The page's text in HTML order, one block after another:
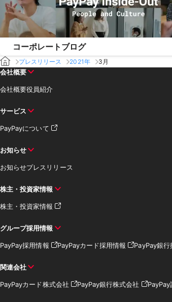
コーポレートブログ
プレスリリース 2021年 3月
会社概要
会社概要役員紹介
サービス
PayPayについて
お知らせ
お知らせプレスリリース
株主・投資家情報
株主・投資家情報
グループ採用情報
PayPay採用情報 PayPayカード採用情報 PayPay銀行
関連会社
PayPayカード株式会社 PayPay銀行株式会社 PayPay